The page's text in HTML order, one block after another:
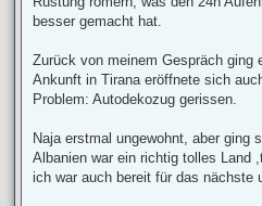
besser gemacht hat.
Zurück von meinem Gespräch ging
Ankunft in Tirana eröffnete sich
Problem: Autodekozug gerissen.
Naja erstmal ungewohnt, aber ging
Albanien war ein richtig tolles Land
ich war auch bereit für das nächste